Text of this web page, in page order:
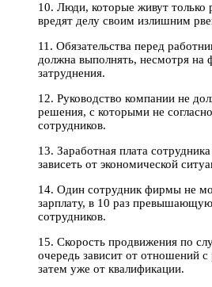
10. Люди, которые живут только
вредят делу своим излишним
11. Обязательства перед
должна выполнять, несмотря на
затруднения.
12. Руководство компании не
решения, с которыми не
сотрудников.
13. Заработная плата
зависеть от экономической
14. Один сотрудник фирмы не
зарплату, в 10 раз
сотрудников.
15. Скорость продвижения по
очередь зависит от отношений с
затем уже от квалификации.